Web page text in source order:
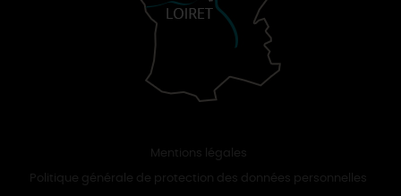
Mentions légales
Politique générale de protection des données personnelles